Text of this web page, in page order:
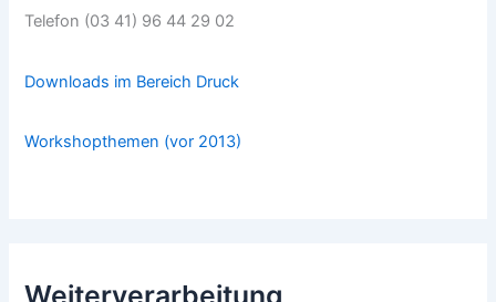
Telefon (03 41) 96 44 29 02
Downloads im Bereich Druck
Workshopthemen (vor 2013)
Weiterverarbeitung